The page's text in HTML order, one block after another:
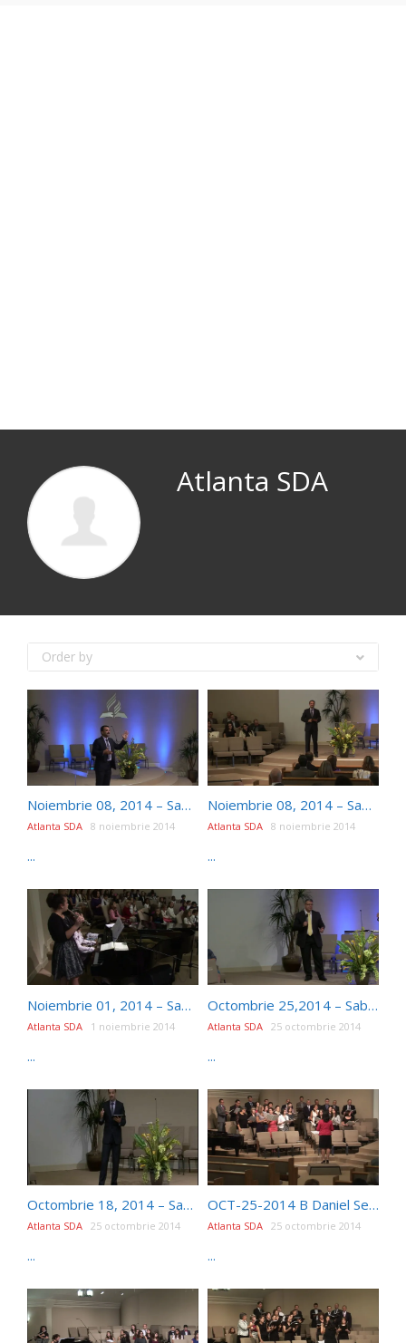
Atlanta SDA
Order by
Noiembrie 08, 2014 – Sabat dupa-amiaza – Daniel Serban – Har Abundent
Atlanta SDA 8 noiembrie 2014
...
Noiembrie 08, 2014 – Sabat dimineata – Daniel Serban – Adevarata Pocainta
Atlanta SDA 8 noiembrie 2014
...
Noiembrie 01, 2014 – Sabat dimineata – Program de Copii
Atlanta SDA 1 noiembrie 2014
...
Octombrie 25,2014 – Sabat dupa-amiaza – Gerald Babanezhad – A Sure Harvest Ministry
Atlanta SDA 25 octombrie 2014
...
Octombrie 18, 2014 – Sabat dimineata – Daniel Serban
Atlanta SDA 25 octombrie 2014
...
OCT-25-2014 B Daniel Serban
Atlanta SDA 25 octombrie 2014
...